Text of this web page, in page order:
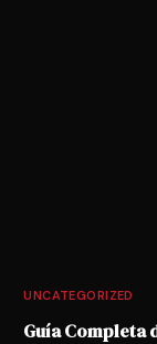
UNCATEGORIZED
Guía Completa